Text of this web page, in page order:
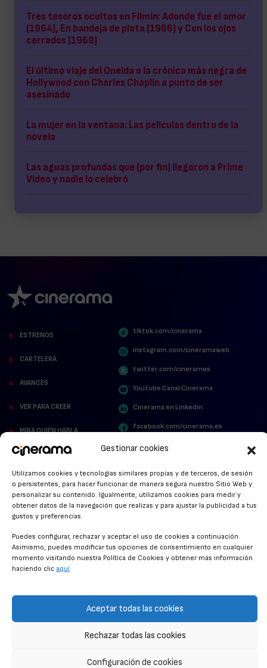
Gestionar cookies
Utilizamos cookies y tecnologías similares propias y de terceros, de sesión
o persistentes, para hacer funcionar de manera segura nuestro Sitio Web y
personalizar su contenido. Igualmente, utilizamos cookies para medir y
obtener datos de la navegación que realizas y para ajustar la publicidad a tus
gustos y preferencias.
Puedes configurar, rechazar y aceptar el uso de cookies a continuación.
Asimismo, puedes modificar tus opciones de consentimiento en cualquier
momento visitando nuestra Política de Cookies y obtener más información
haciendo clic aquí
Aceptar todas las cookies
Rechazar todas las cookies
Configuración de cookies
Tres tesoros ocultos en Filmin: Adonde fue el amor
(1964), En bandeja de plata (1966) y Con los ojos
cerrados (1969)
El último viaje del Oneida o la crónica más negra de
Hollywood con Charles Chaplin a punto de ser
asesinado
La mujer en la ventana: Las películas dentro de la
novela
Las aguas profundas que (por fin) llegaron a Prime
Video y nadie lo celebró
ESTRENOS
CARTELERA
AVANCES
VER PARA CREER
MIRA QUIÉN HABLA
STREAMING NEWS
ALFOMBRA ROJA
ANUNCIOS DE CINE
tiktok.com/cinerama
instagram.com/cineramaweb
twitter.com/cinerames
Youtube Canal Cinerama
Cinerama en Linkedin
facebook.com/cinerama.es
CONDICIONES GENERALES
CONTACTO